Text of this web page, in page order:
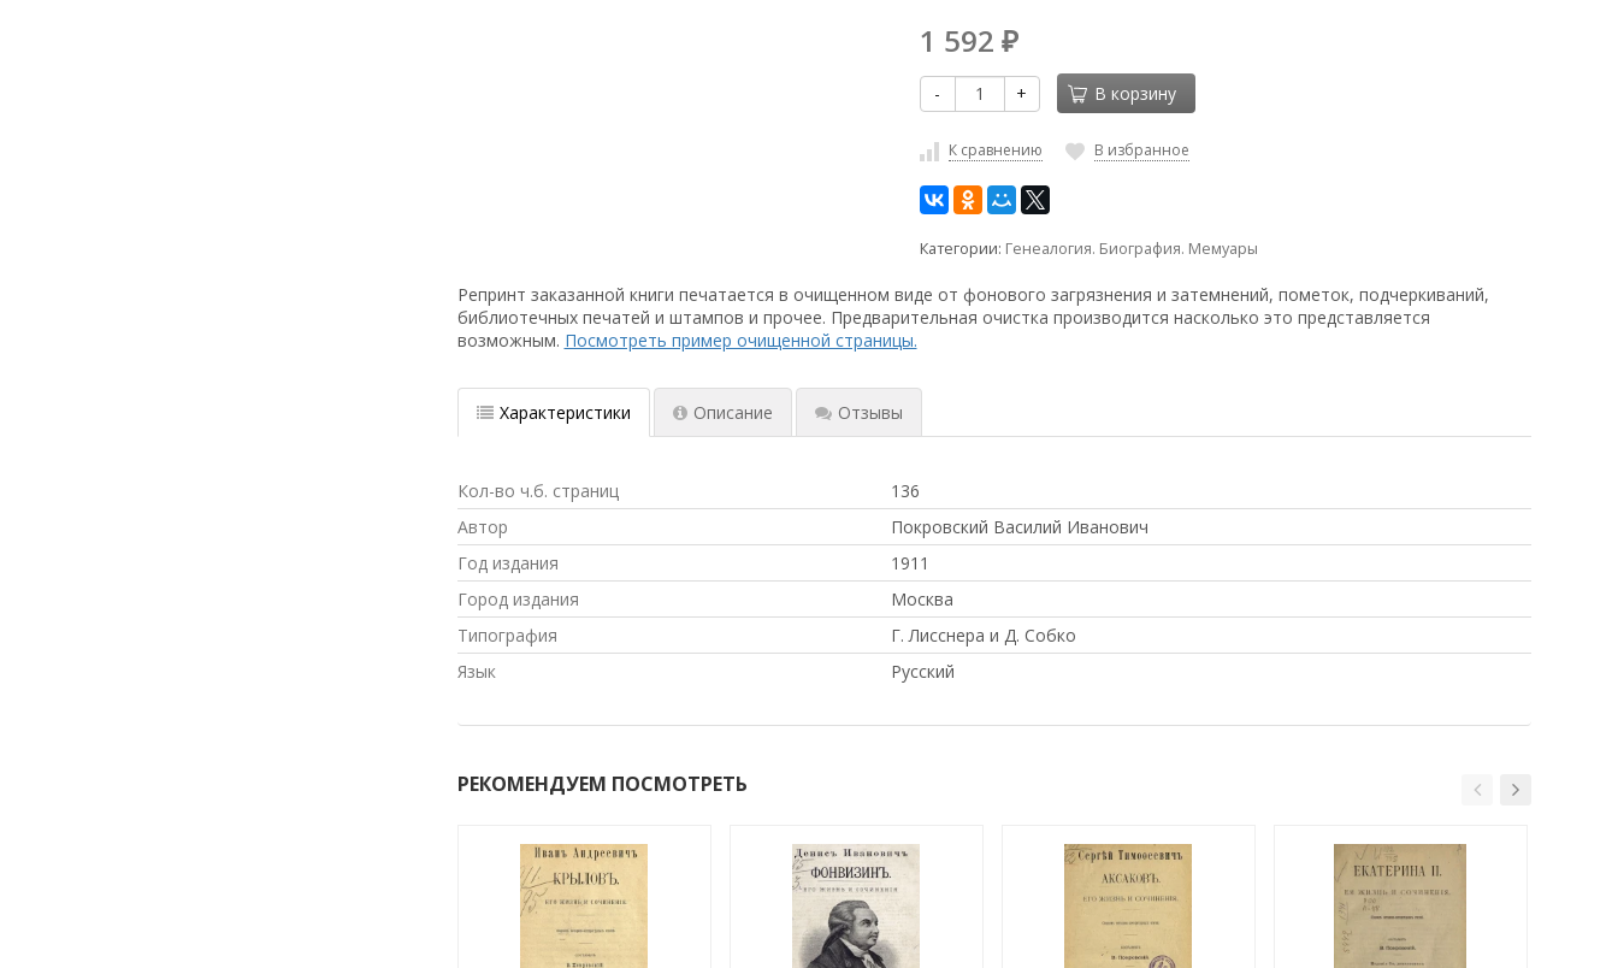
1 592 ₽
- + В корзину
К сравнению В избранное
Категории: Генеалогия. Биография. Мемуары
Репринт заказанной книги печатается в очищенном виде от фонового загрязнения и затемнений, пометок, подчеркиваний,
библиотечных печатей и штампов и прочее. Предварительная очистка производится насколько это представляется
возможным. Посмотреть пример очищенной страницы.
Характеристики Описание Отзывы
Кол-во ч.б. страниц
136
Автор
Покровский Василий Иванович
Год издания
1911
Город издания
Москва
Типография
Г. Лисснера и Д. Собко
Язык
Русский
РЕКОМЕНДУЕМ ПОСМОТРЕТЬ